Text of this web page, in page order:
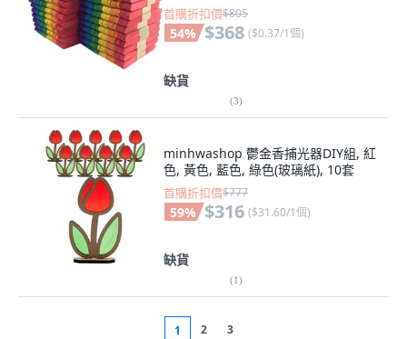
首購折扣價$805
54% $368 ($0.37/1個)
缺貨
(3)
minhwashop 鬱金香捕光器DIY組, 紅
色, 黃色, 藍色, 綠色(玻璃紙), 10套
首購折扣價$777
59% $316 ($31.60/1個)
缺貨
(1)
1 2 3